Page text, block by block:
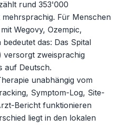
rund 353'000
Für Menschen
Wegovy, Ozempic,
das: Das Spital
versorgt zweisprachig
auf Deutsch.
unabhängig vom
Symptom-Log, Site-
Bericht funktionieren
liegt in den lokalen